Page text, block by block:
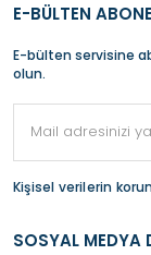
E-BÜLTEN
E-bülten servisine
olun.
Kişisel verilerin
SOSYAL MEDYA